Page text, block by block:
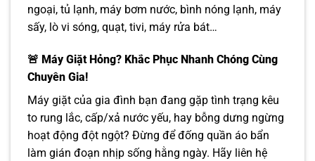
ngoại, tủ lạnh, máy bơm nước, bình nóng lạnh, máy
sấy, lò vi sóng, quạt, tivi, máy rửa bát…
🚨 Máy Giặt Hỏng? Khắc Phục Nhanh Chóng Cùng
Chuyên Gia!
Máy giặt của gia đình bạn đang gặp tình trạng kêu
to rung lắc, cấp/xả nước yếu, hay bỗng dưng ngừng
hoạt động đột ngột? Đừng để đống quần áo bẩn
làm gián đoạn nhịp sống hằng ngày. Hãy liên hệ